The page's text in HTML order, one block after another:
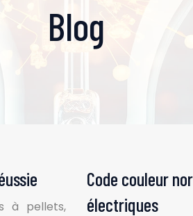
Blog
à pellets,
Code couleur
électriques